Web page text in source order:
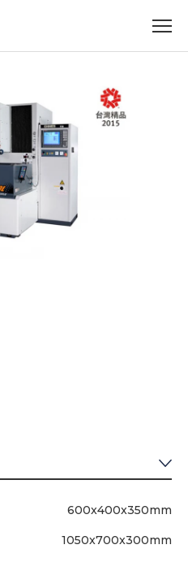
600x400x350mm
1050x700x300mm